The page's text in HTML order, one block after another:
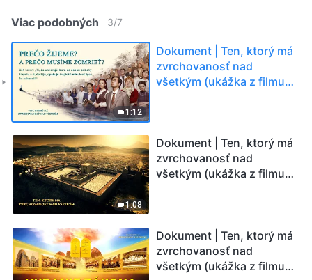
Viac podobných 3/7
1:12
Dokument | Ten, ktorý má
zvrchovanosť nad
všetkým (ukážka z filmu) |
1:08
Dokument | Ten, ktorý má
zvrchovanosť nad
všetkým (ukážka z filmu) |
Dokument | Ten, ktorý má
zvrchovanosť nad
všetkým (ukážka z filmu) |